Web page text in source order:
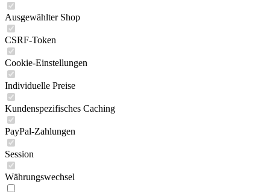
Ausgewählter Shop
CSRF-Token
Cookie-Einstellungen
Individuelle Preise
Kundenspezifisches Caching
PayPal-Zahlungen
Session
Währungswechsel